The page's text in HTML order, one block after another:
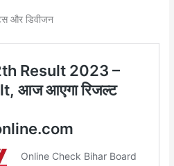
और डिवीजन